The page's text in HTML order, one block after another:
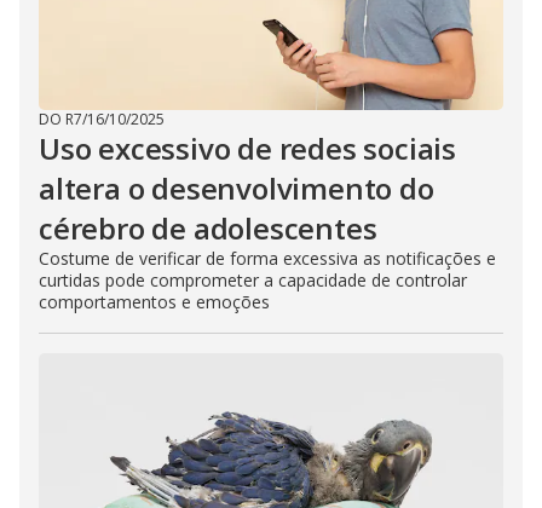
DO R7/16/10/2025
Uso excessivo de redes sociais
altera o desenvolvimento do
cérebro de adolescentes
Costume de verificar de forma excessiva as notificações e
curtidas pode comprometer a capacidade de controlar
comportamentos e emoções